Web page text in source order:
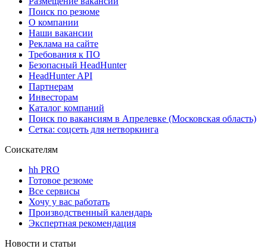
Поиск по резюме
О компании
Наши вакансии
Реклама на сайте
Требования к ПО
Безопасный HeadHunter
HeadHunter API
Партнерам
Инвесторам
Каталог компаний
Поиск по вакансиям в Апрелевке (Московская область)
Сетка: соцсеть для нетворкинга
Соискателям
hh PRO
Готовое резюме
Все сервисы
Хочу у вас работать
Производственный календарь
Экспертная рекомендация
Новости и статьи